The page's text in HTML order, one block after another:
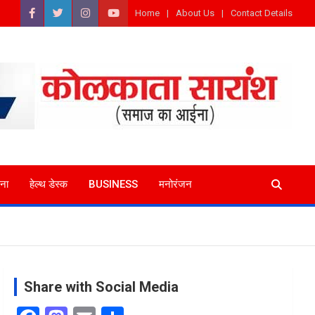
Home About Us Contact Details
हेल्थ डेस्क BUSINESS मनोरंजन
Share with Social Media